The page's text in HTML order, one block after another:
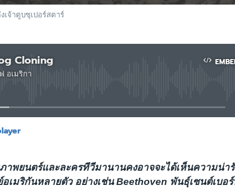
เจ้าตูบซุเปอร์สตาร์
Cloning
อเมริกา
าพยนตร์และละครทีวีมานานคงอาจจะได้เห็นความน่า
อเมริกันหลายตัว อย่างเช่น Beethoven พันธุ์เซนต์เบอ